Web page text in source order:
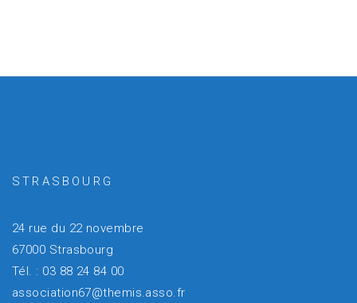
STRASBOURG
24 rue du 22 novembre
67000 Strasbourg
Tél. : 03 88 24 84 00
association67@themis.asso.fr